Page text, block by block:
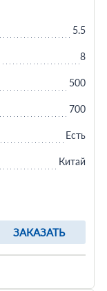
ЗАКАЗАТЬ
5.5
8
500
700
Есть
Китай